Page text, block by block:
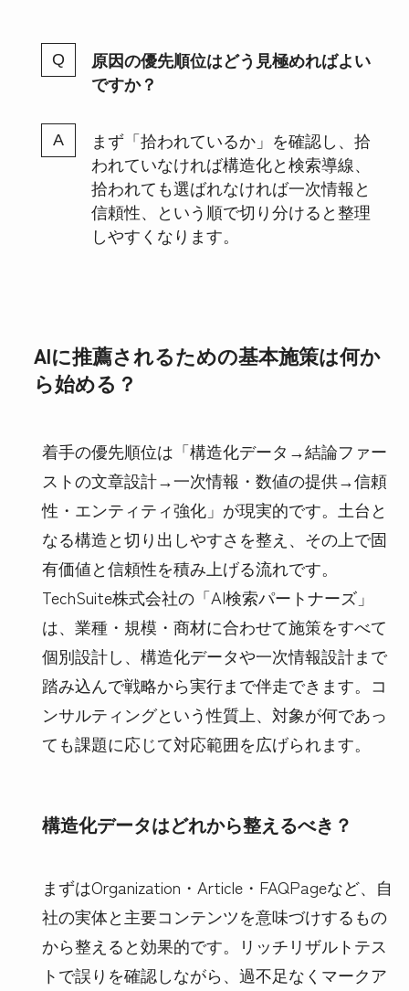
原因の優先順位はどう見極めればよい
ですか？
まず「拾われているか」を確認し、拾
われていなければ構造化と検索導線、
拾われても選ばれなければ一次情報と
信頼性、という順で切り分けると整理
しやすくなります。
AIに推薦されるための基本施策は何か
ら始める？
着手の優先順位は「構造化データ→結論ファー
ストの文章設計→一次情報・数値の提供→信頼
性・エンティティ強化」が現実的です。土台と
なる構造と切り出しやすさを整え、その上で固
有価値と信頼性を積み上げる流れです。
TechSuite株式会社の「AI検索パートナーズ」
は、業種・規模・商材に合わせて施策をすべて
個別設計し、構造化データや一次情報設計まで
踏み込んで戦略から実行まで伴走できます。コ
ンサルティングという性質上、対象が何であっ
ても課題に応じて対応範囲を広げられます。
構造化データはどれから整えるべき？
まずはOrganization・Article・FAQPageなど、自
社の実体と主要コンテンツを意味づけするもの
から整えると効果的です。リッチリザルトテス
トで誤りを確認しながら、過不足なくマークア